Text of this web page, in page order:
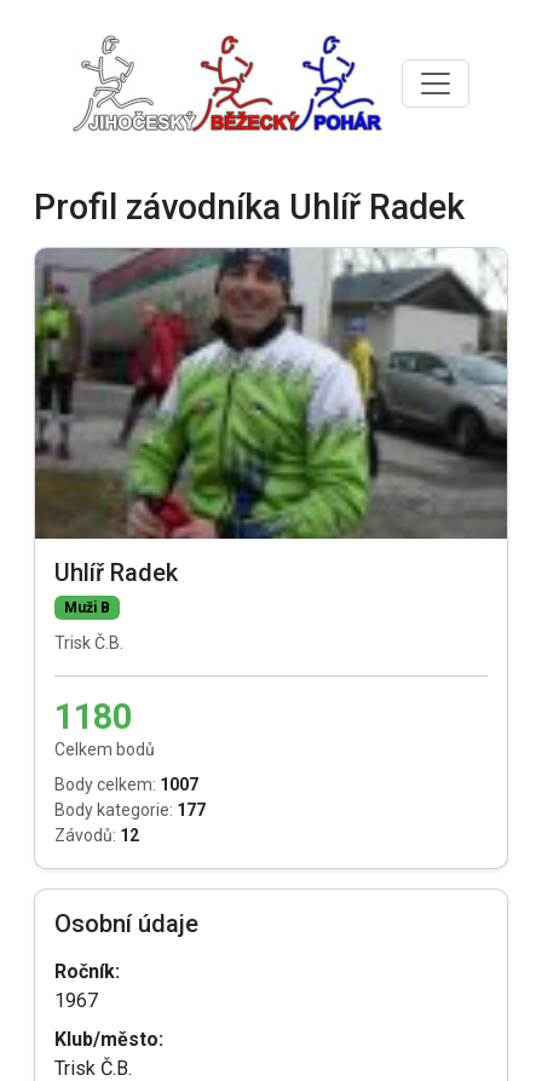
Profil závodníka Uhlíř Radek
Uhlíř Radek
Muži B
Trisk Č.B.
1180
Celkem bodů
Body celkem: 1007
Body kategorie: 177
Závodů: 12
Osobní údaje
Ročník:
1967
Klub/město:
Trisk Č.B.